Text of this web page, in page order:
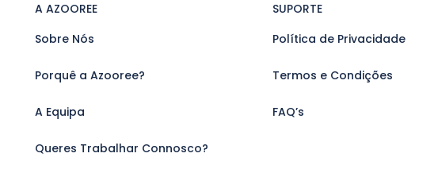
A AZOOREE
Sobre Nós
Porquê a Azooree?
A Equipa
Queres Trabalhar Connosco?
SUPORTE
Política de Privacidade
Termos e Condições
FAQ’s